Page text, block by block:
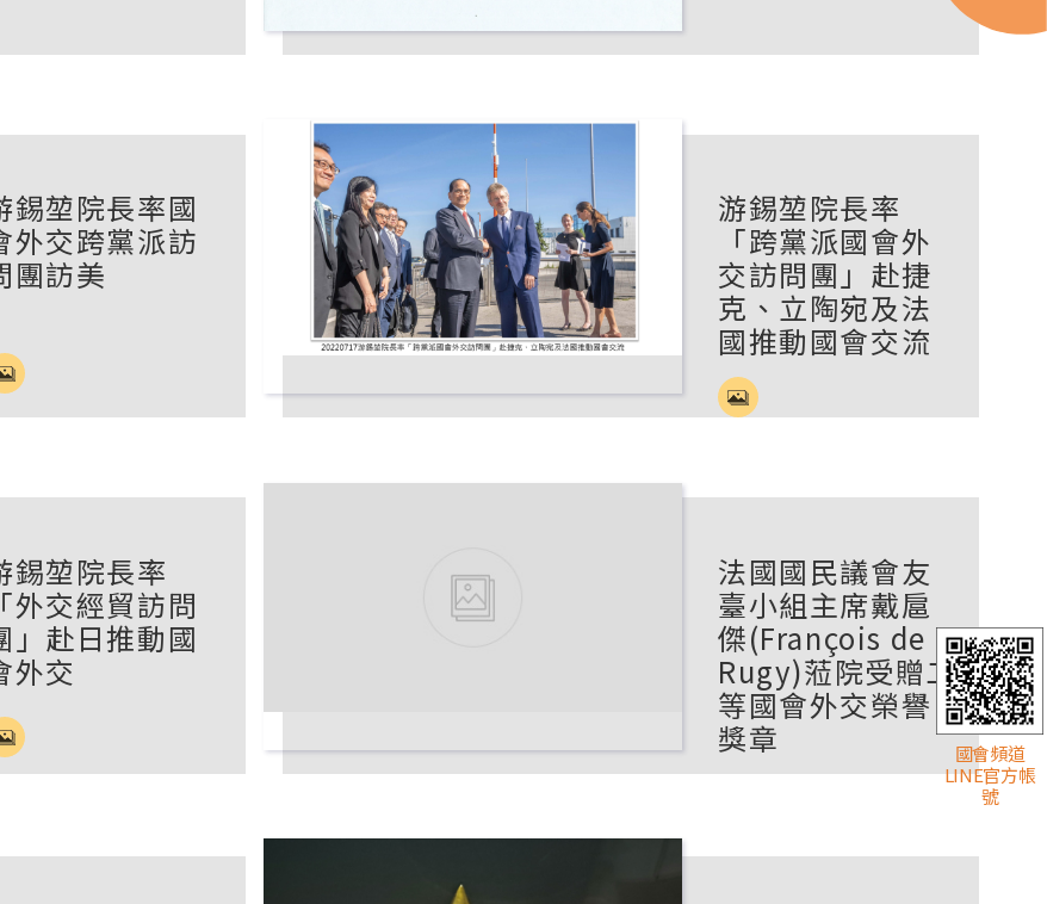
錫堃院長率國
外交跨黨派訪
團訪美
游錫堃院長率
「跨黨派國會外
交訪問團」赴捷
克、立陶宛及法
國推動國會交流
錫堃院長率
「外交經貿訪問
」赴日推動國
外交
法國國民議會友
臺小組主席戴扈
傑(François de
Rugy)蒞院受贈二
等國會外交榮譽
獎章
國會頻道
LINE官方帳
號